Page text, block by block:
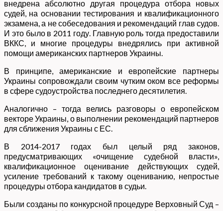
внедрена абсолютно другая процедура отбора новых
судей, на основании тестирования и квалификационного
экзамена, а не собеседования и рекомендаций глав судов.
И это было в 2011 году. Главную роль тогда предоставили
ВККС, и многие процедуры внедрялись при активной
помощи американских партнеров Украины.
В принципе, американские и европейские партнеры
Украины сопровождали своим чутким оком все реформы
в сфере судоустройства последнего десятилетия.
Аналогично – тогда велись разговоры о европейском
векторе Украины, о выполнении рекомендаций партнеров
для сближения Украины с ЕС.
В 2014-2017 годах был целый ряд законов,
предусматривающих «очищение судебной власти»,
квалификационное оценивание действующих судей,
усиление требований к такому оцениванию, непростые
процедуры отбора кандидатов в судьи.
Были созданы по конкурсной процедуре Верховный Суд –